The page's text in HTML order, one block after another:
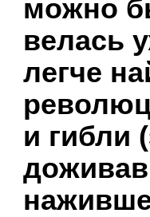
можно
велась
легче
и гибли